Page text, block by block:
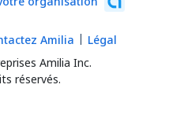
Amilia Inc.
réservés.
Amilia Légal